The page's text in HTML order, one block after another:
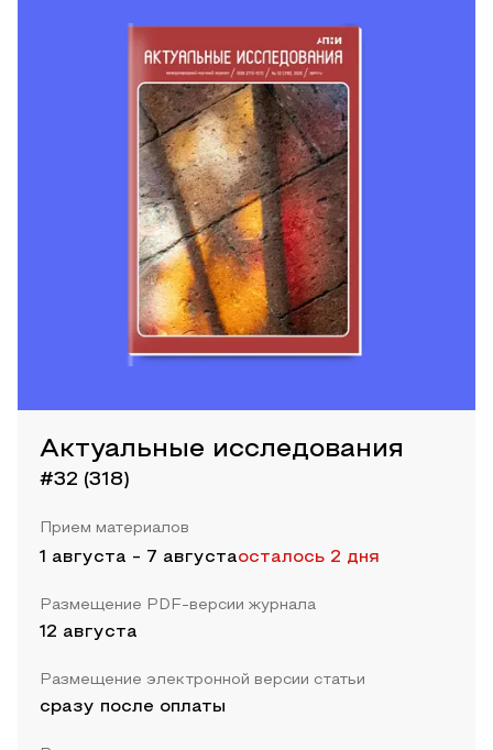
Актуальные исследования
#32 (318)
Прием материалов
1 августа - 7 августаосталось 2 дня
Размещение PDF-версии журнала
12 августа
Размещение электронной версии статьи
сразу после оплаты